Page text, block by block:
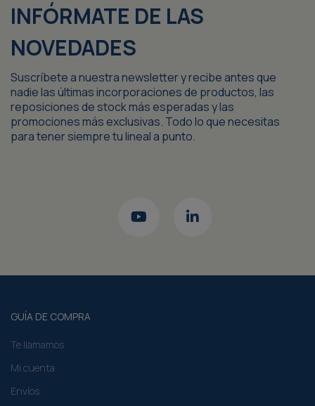
INFÓRMATE DE LAS
NOVEDADES
Suscríbete a nuestra newsletter y recibe antes que
nadie las últimas incorporaciones de productos, las
reposiciones de stock más esperadas y las
promociones más exclusivas. Todo lo que necesitas
para tener siempre tu lineal a punto.
GUÍA DE COMPRA
Te llamamos
Mi cuenta
Envíos